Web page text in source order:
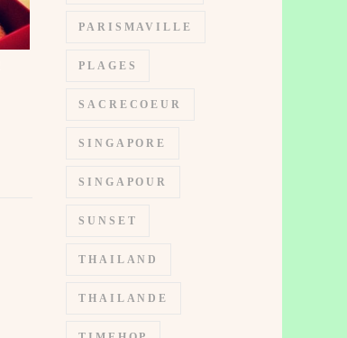
PARISMAVILLE
PLAGES
SACRECOEUR
SINGAPORE
SINGAPOUR
SUNSET
THAILAND
THAILANDE